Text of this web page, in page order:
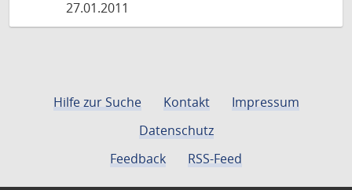
27.01.2011
Hilfe zur Suche Kontakt
Impressum
Datenschutz
Feedback
RSS-Feed